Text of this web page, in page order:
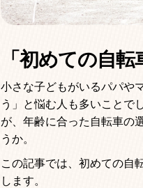
「初めての自
小さな子どもがいるパパや
う」と悩む人も多いことで
が、年齢に合った自転車の
うか。
この記事では、初めての自
します。